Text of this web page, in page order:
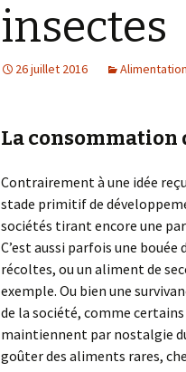
insectes
26 juillet 2016 Alimentation
La consommation
Contrairement à une idée
stade primitif de
sociétés tirant encore une
C’est aussi parfois une
récoltes, ou un aliment de
exemple. Ou bien une
de la société, comme
maintiennent par nostalgie
goûter des aliments rares,